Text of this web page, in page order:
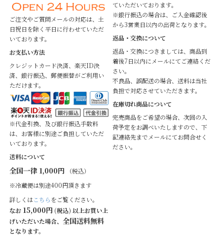
ご注文やご質問メールの対応は、土
日祝日を除く平日に行わせていただ
いております。
お支払い方法
クレジットカード決済、楽天ID決
済、銀行振込、郵便振替がご利用い
ただけます。
※代金引換、及び銀行振込手数料
は、お客様に別途ご負担していただ
いております。
送料について
全国一律 1,000円 （税込）
※冷蔵便は別途400円頂きます
詳しくはこちらをご覧ください。
なお 15,000円 (税込) 以上お買い上
げいただいた場合、 全国送料無料
となります。
ていただいております。
※銀行振込の場合は、ご入金確認後
から3営業日以内の出荷となります。
返品・交換について
返品・交換につきましては、商品到
着後7日以内にメールにてご連絡くだ
さい。
不良品、誤配送の場合、送料は当社
負担で対応させていただきます。
在庫切れ商品について
完売商品をご希望の場合、次回の入
荷予定をお調べいたしますので、下
記連絡先までメールにてお問合せく
ださい。